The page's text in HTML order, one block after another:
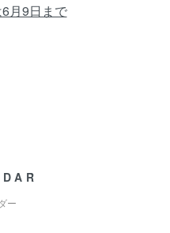
月9日まで
ー